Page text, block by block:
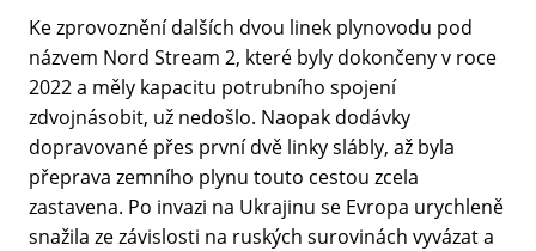
Ke zprovoznění dalších dvou linek plynovodu pod
názvem Nord Stream 2, které byly dokončeny v roce
2022 a měly kapacitu potrubního spojení
zdvojnásobit, už nedošlo. Naopak dodávky
dopravované přes první dvě linky slábly, až byla
přeprava zemního plynu touto cestou zcela
zastavena. Po invazi na Ukrajinu se Evropa urychleně
snažila ze závislosti na ruských surovinách vyvázat a